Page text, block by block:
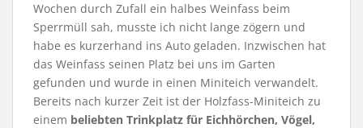
Wochen durch Zufall ein halbes Weinfass beim
Sperrmüll sah, musste ich nicht lange zögern und
habe es kurzerhand ins Auto geladen. Inzwischen hat
das Weinfass seinen Platz bei uns im Garten
gefunden und wurde in einen Miniteich verwandelt.
Bereits nach kurzer Zeit ist der Holzfass-Miniteich zu
einem beliebten Trinkplatz für Eichhörchen, Vögel,